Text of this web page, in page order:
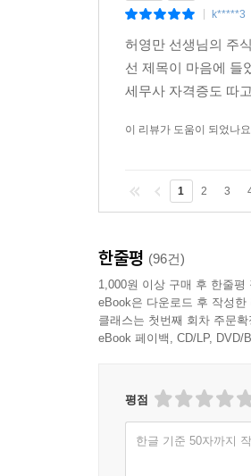
1. R값을 높이기 위한 투
- 투자하지 않는 돈의 가
2. 부자 공부는 기본부터
- 위험선호형 VS 위험회
- 주식시장은 경기의 선행
- 투자 대상을 고르는 방법
- 당신은 사무실에서 벗어
- 인간관계에 스트레스를
- 보다 쉽게 보다 큰돈을
k*****3
허영만 선생님의 주
선 제목이 마음에 들
세무사 자격증도 따
이 리뷰가 도움이 되었나
1 2 3
한줄평 (96건)
1,000원 이상 구매 후 한줄평
eBook은 다운로드 후 작성
클래스는 첫번째 회차 주문
eBook 페이백, CD/LP,
평점
한글 기준 50자까지